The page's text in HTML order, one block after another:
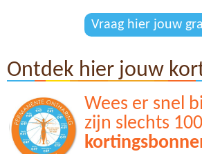
Vraag hier jouw
Ontdek hier jouw
Wees er snel
zijn slechts 100